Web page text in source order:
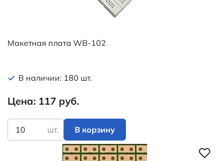
Макетная плата WB-102
В наличии: 180 шт.
Цена: 117 руб.
шт. В корзину